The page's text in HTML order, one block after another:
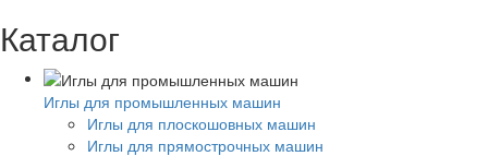
Каталог
Иглы для промышленных машин
Иглы для плоскошовных машин
Иглы для прямострочных машин